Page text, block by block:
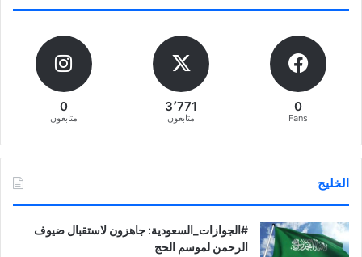
0
Fans
3٬771
متابعون
0
متابعون
الخليج
‏‎#الجوازات_السعودية: جاهزون لاستقبال ضيوف
الرحمن لموسم الحج